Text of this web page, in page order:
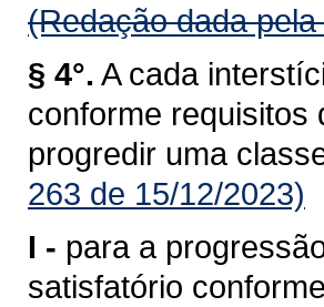
(Redação dada
§ 4°. A cada
conforme requisitos
progredir uma
263 de 15/12/2023)
I - para a
satisfatório